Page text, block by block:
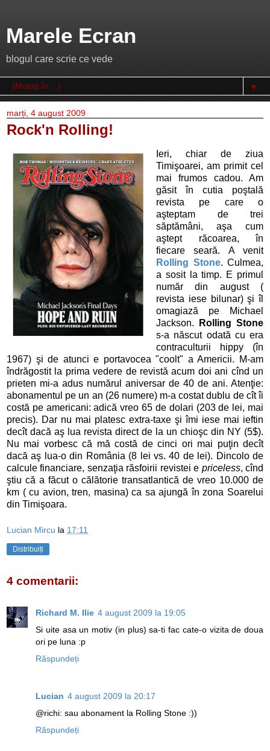
Marele Ecran
blogul care scrie ce vede
▼
marți, 4 august 2009
Rock'n Rolling!
Ieri, chiar de ziua
Timişoarei, am primit cel
mai frumos cadou. Am
găsit în cutia poştală
revista pe care o
aşteptam de trei
săptămâni, aşa cum
aştept răcoarea, în
fiecare seară. A venit
Rolling Stone. Culmea,
a sosit la timp. E primul
număr din august (
revista iese bilunar) şi îl
omagiază pe Michael
Jackson.
Rolling Stone
s-a născut odată cu era
contraculturii hippy (în
1967) şi de atunci e portavocea "coolt" a Americii. M-am
îndrăgostit la prima vedere de revistă acum doi ani cînd un
prieten mi-a adus numărul aniversar de 40 de ani. Atenţie:
abonamentul pe un an (26 numere) m-a costat dublu de cît îi
costă pe americani: adică vreo 65 de dolari (203 de lei, mai
precis). Dar nu mai platesc extra-taxe şi îmi iese mai ieftin
decît dacă aş lua revista direct de la un chioşc din NY (5$).
Nu mai vorbesc că mă costă de cinci ori mai puţin decît
dacă aş lua-o din România (8 lei vs. 40 de lei). Dincolo de
calcule financiare, senzaţia răsfoirii revistei e priceless, cînd
ştiu că a făcut o călătorie transatlantică de vreo 10.000 de
km ( cu avion, tren, masina) ca sa ajungă în zona Soarelui
din Timişoara.
Lucian Mircu la 17:11
Distribuiți
4 comentarii:
Richard M. Ilie 4 august 2009 la 19:05
Si uite asa un motiv (in plus) sa-ti fac cate-o vizita de doua
ori pe luna :p
Răspundeți
Lucian 4 august 2009 la 20:17
@richi: sau abonament la Rolling Stone :))
Răspundeți